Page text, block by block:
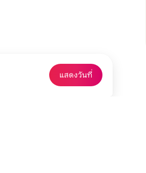
คน แสดงวันที่